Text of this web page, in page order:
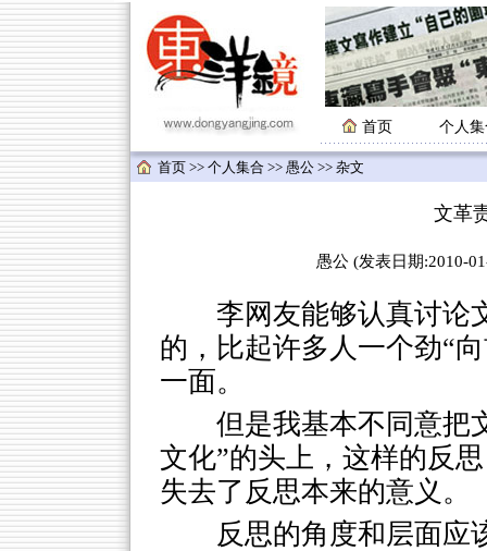
首页 个人
首页 >> 个人集合 >> 愚公 >> 杂文
文革
愚公 (发表日期:2010-
李网友能够认真讨论
的，比起许多人一个劲“
一面。
但是我基本不同意把
文化”的头上，这样的反
失去了反思本来的意义。
反思的角度和层面应